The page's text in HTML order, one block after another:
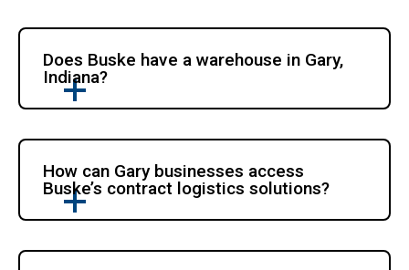
Does Buske have a warehouse in Gary,
Indiana?
How can Gary businesses access
Buske’s contract logistics solutions?